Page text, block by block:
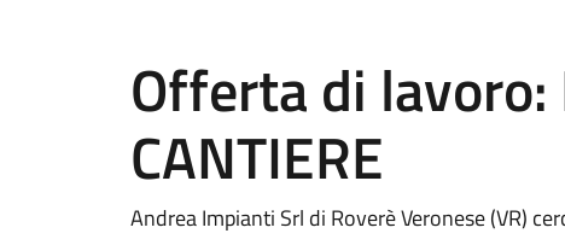
Offerta di lavoro:
CANTIERE
Andrea Impianti Srl di Roverè Veronese (VR)